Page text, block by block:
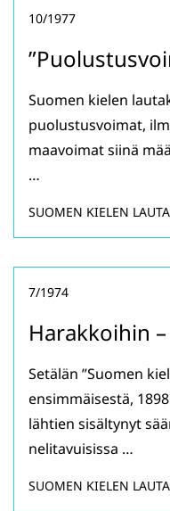
10/1977
Suomen kielen
puolustusvoimat,
maavoimat siinä
…
SUOMEN KIELEN
Harakkoihin
7/1974
Setälän ”Suomen
ensimmäisestä,
lähtien sisältynyt
nelitavuisissa …
SUOMEN KIELEN